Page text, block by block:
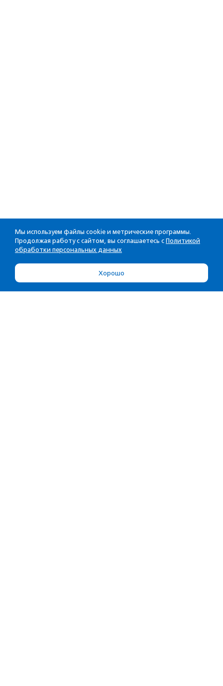
Мы используем файлы cookie и метрические программы.
Продолжая работу с сайтом, вы соглашаетесь с Политикой
обработки персональных данных
Хорошо